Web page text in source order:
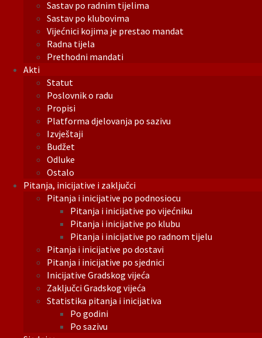
Sastav po radnim tijelima
Sastav po klubovima
Vijećnici kojima je prestao mandat
Radna tijela
Prethodni mandati
Akti
Statut
Poslovnik o radu
Propisi
Platforma djelovanja po sazivu
Izvještaji
Budžet
Odluke
Ostalo
Pitanja, inicijative i zaključci
Pitanja i inicijative po podnosiocu
Pitanja i inicijative po vijećniku
Pitanja i inicijative po klubu
Pitanja i inicijative po radnom tijelu
Pitanja i inicijative po dostavi
Pitanja i inicijative po sjednici
Inicijative Gradskog vijeća
Zaključci Gradskog vijeća
Statistika pitanja i inicijativa
Po godini
Po sazivu